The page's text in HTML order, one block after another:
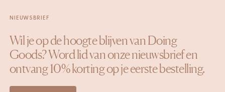
NIEUWSBRIEF
Wil je op de hoogte blijven van Doing
Goods? Word lid van onze nieuwsbrief en
ontvang 10% korting op je eerste bestelling.